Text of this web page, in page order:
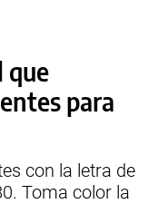
que
para
con la letra de
Toma color la